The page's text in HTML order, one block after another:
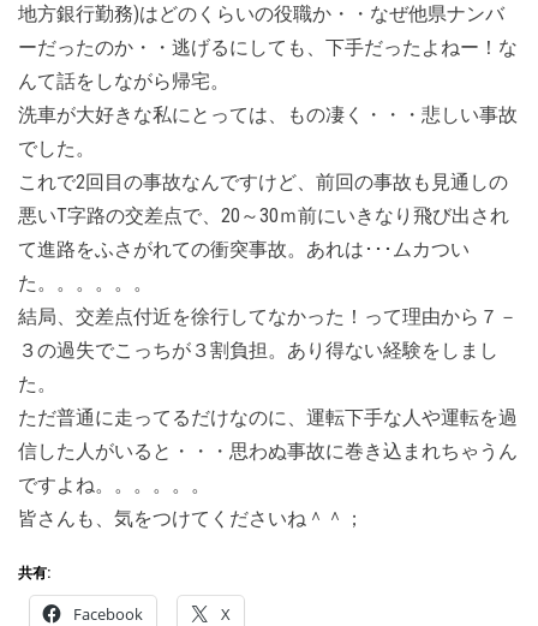
地方銀行勤務)はどのくらいの役職か・・なぜ他県ナンバ
ーだったのか・・逃げるにしても、下手だったよねー！な
んて話をしながら帰宅。
洗車が大好きな私にとっては、もの凄く・・・悲しい事故
でした。
これで2回目の事故なんですけど、前回の事故も見通しの
悪いT字路の交差点で、20～30ｍ前にいきなり飛び出され
て進路をふさがれての衝突事故。あれは･･･ムカつい
た。。。。。。
結局、交差点付近を徐行してなかった！って理由から７－
３の過失でこっちが３割負担。あり得ない経験をしまし
た。
ただ普通に走ってるだけなのに、運転下手な人や運転を過
信した人がいると・・・思わぬ事故に巻き込まれちゃうん
ですよね。。。。。。
皆さんも、気をつけてくださいね＾＾；
共有:
Facebook X